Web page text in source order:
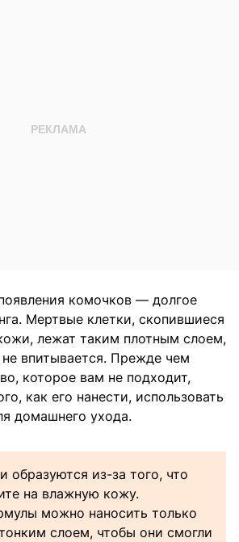
комочков — долгое
Мертвые клетки, скопившиеся
лежат таким плотным слоем,
впитывается. Прежде чем
которое вам не подходит,
как его нанести, использовать
домашнего ухода.
образуются из-за того, что
на влажную кожу.
можно наносить только
слоем, чтобы они смогли